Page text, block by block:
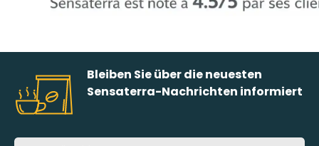
Bleiben Sie über die neuesten
Sensaterra-Nachrichten informiert